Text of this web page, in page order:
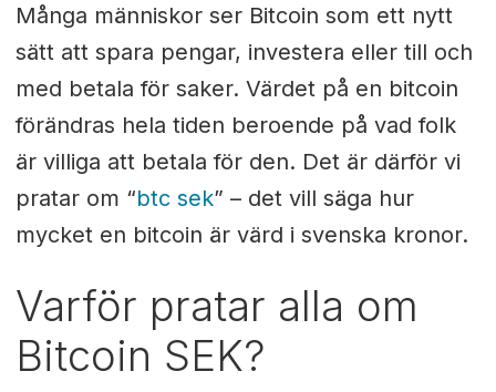
Många människor ser Bitcoin som ett nytt
sätt att spara pengar, investera eller till och
med betala för saker. Värdet på en bitcoin
förändras hela tiden beroende på vad folk
är villiga att betala för den. Det är därför vi
pratar om “btc sek” – det vill säga hur
mycket en bitcoin är värd i svenska kronor.
Varför pratar alla om
Bitcoin SEK?